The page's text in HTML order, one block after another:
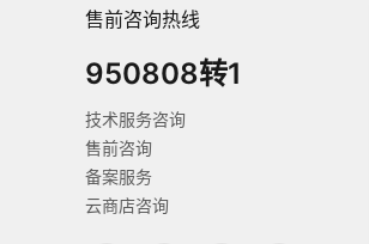
售前咨询热线
950808转1
技术服务咨询
售前咨询
备案服务
云商店咨询